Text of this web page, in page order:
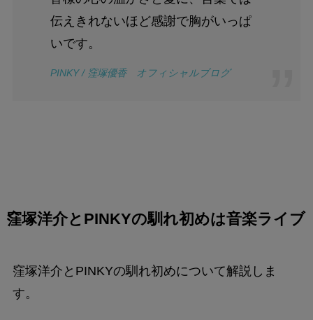
伝えきれないほど感謝で胸がいっぱ
いです。
PINKY/ 窪塚優香 オフィシャルブログ
窪塚洋介とPINKYの馴れ初めは音楽ライブ
窪塚洋介とPINKYの馴れ初めについて解説しま
す。